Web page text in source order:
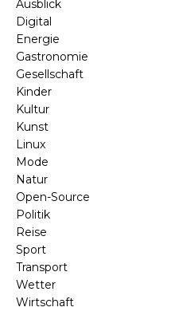
Ausblick
Digital
Energie
Gastronomie
Gesellschaft
Kinder
Kultur
Kunst
Linux
Mode
Natur
Open-Source
Politik
Reise
Sport
Transport
Wetter
Wirtschaft